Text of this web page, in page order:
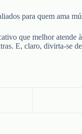
para quem ama
que melhor atende
E, claro, divirta-se